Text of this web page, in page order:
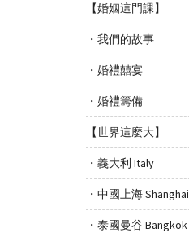
【婚姻這門課】
・我們的故事
・婚禮囍宴
・婚禮籌備
【世界這麼大】
・義大利 Italy
・中國上海 Shanghai
・泰國曼谷 Bangkok